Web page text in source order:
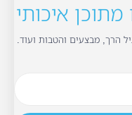
מתוכן איכותי
הרך, מבצעים והטבות ועוד.